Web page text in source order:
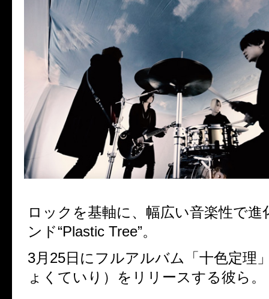
ロックを基軸に、幅広い音楽性で進
ンド“Plastic Tree”。
3月 25日にフルアルバム「十色定理
ょくていり）をリリースする彼ら。